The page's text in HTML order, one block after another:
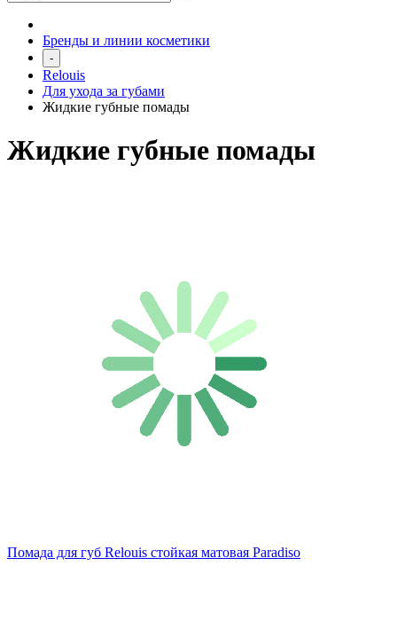
Бренды и линии косметики
-
Relouis
Для ухода за губами
Жидкие губные помады
Жидкие губные помады
Помада для губ Relouis стойкая матовая Paradiso